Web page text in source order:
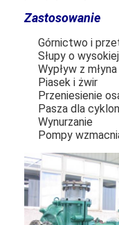
Zastosowanie
Górnictwo i
Słupy o
Wypływ z młyna
Piasek i żwir
Przeniesienie
Pasza dla
Wynurzanie
Pompy